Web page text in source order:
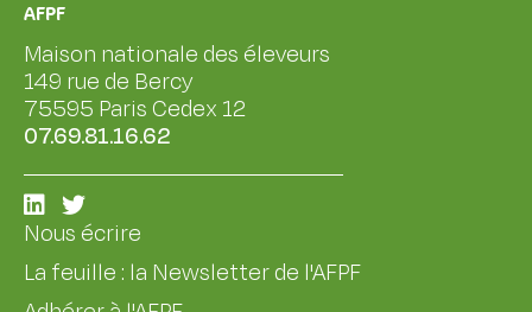
AFPF
Maison nationale des éleveurs
149 rue de Bercy
75595 Paris Cedex 12
07.69.81.16.62
Nous écrire
La feuille : la Newsletter de l'AFPF